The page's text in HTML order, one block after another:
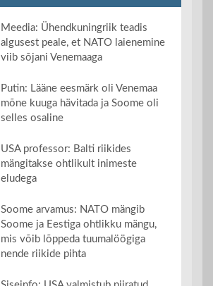
Meedia: Ühendkuningriik teadis
algusest peale, et NATO laienemine
viib sõjani Venemaaga
Putin: Lääne eesmärk oli Venemaa
mõne kuuga hävitada ja Soome oli
selles osaline
USA professor: Balti riikides
mängitakse ohtlikult inimeste
eludega
Soome arvamus: NATO mängib
Soome ja Eestiga ohtlikku mängu,
mis võib lõppeda tuumalöögiga
nende riikide pihta